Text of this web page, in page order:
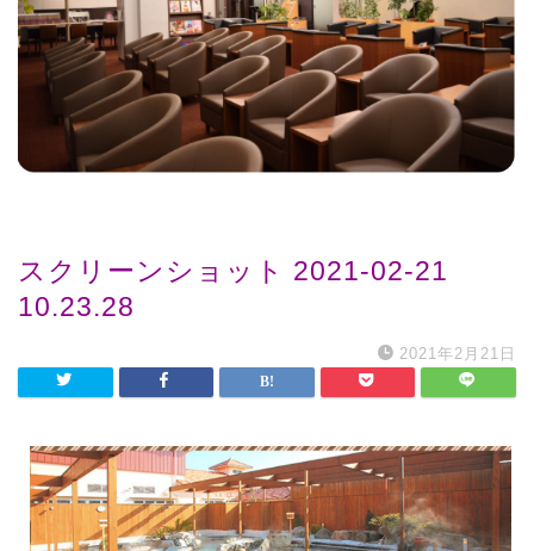
スクリーンショット 2021-02-21
10.23.28
2021年2月21日